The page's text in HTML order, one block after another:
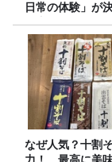
日常の体験」が
理由
なぜ人気？十割